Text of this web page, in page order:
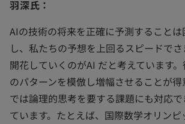
羽深氏：
AIの技術の将来を正確に予測すること
し、私たちの予想を上回るスピードで
開花していくのがAI だと考えています
のパターンを模倣し増幅させることが
では論理的思考を要する課題にも対応
ています。たとえば、国際数学オリン